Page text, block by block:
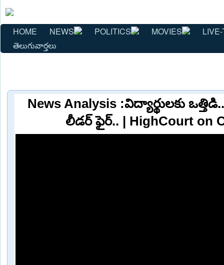
HOME NEWS POLITICS MOVIES
తెలుగువార్తలు
News Analysis :విద్యార్థులకు
లీడర్ ఫైర్.. | HighCourt on